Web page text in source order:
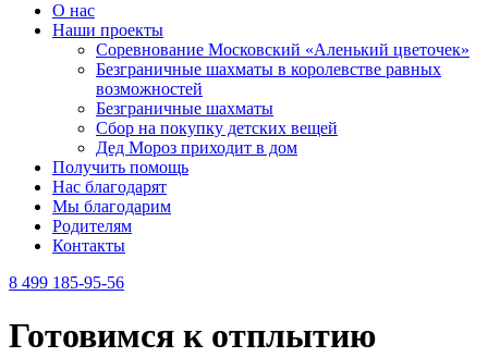
О нас
Наши проекты
Соревнование Московский «Аленький цветочек»
Безграничные шахматы в королевстве равных
возможностей
Безграничные шахматы
Сбор на покупку детских вещей
Дед Мороз приходит в дом
Получить помощь
Нас благодарят
Мы благодарим
Родителям
Контакты
8 499 185-95-56
Готовимся к отплытию